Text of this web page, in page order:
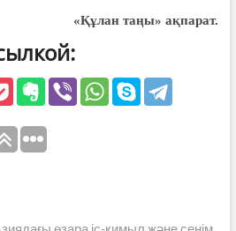
«Құлан таңы» ақпарат.